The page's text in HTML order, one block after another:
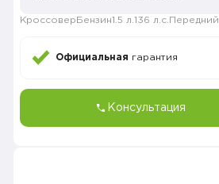
Кроссовер Бензин1.5 л. 136 л.с. Передний
Официальная гарантия
Консультация